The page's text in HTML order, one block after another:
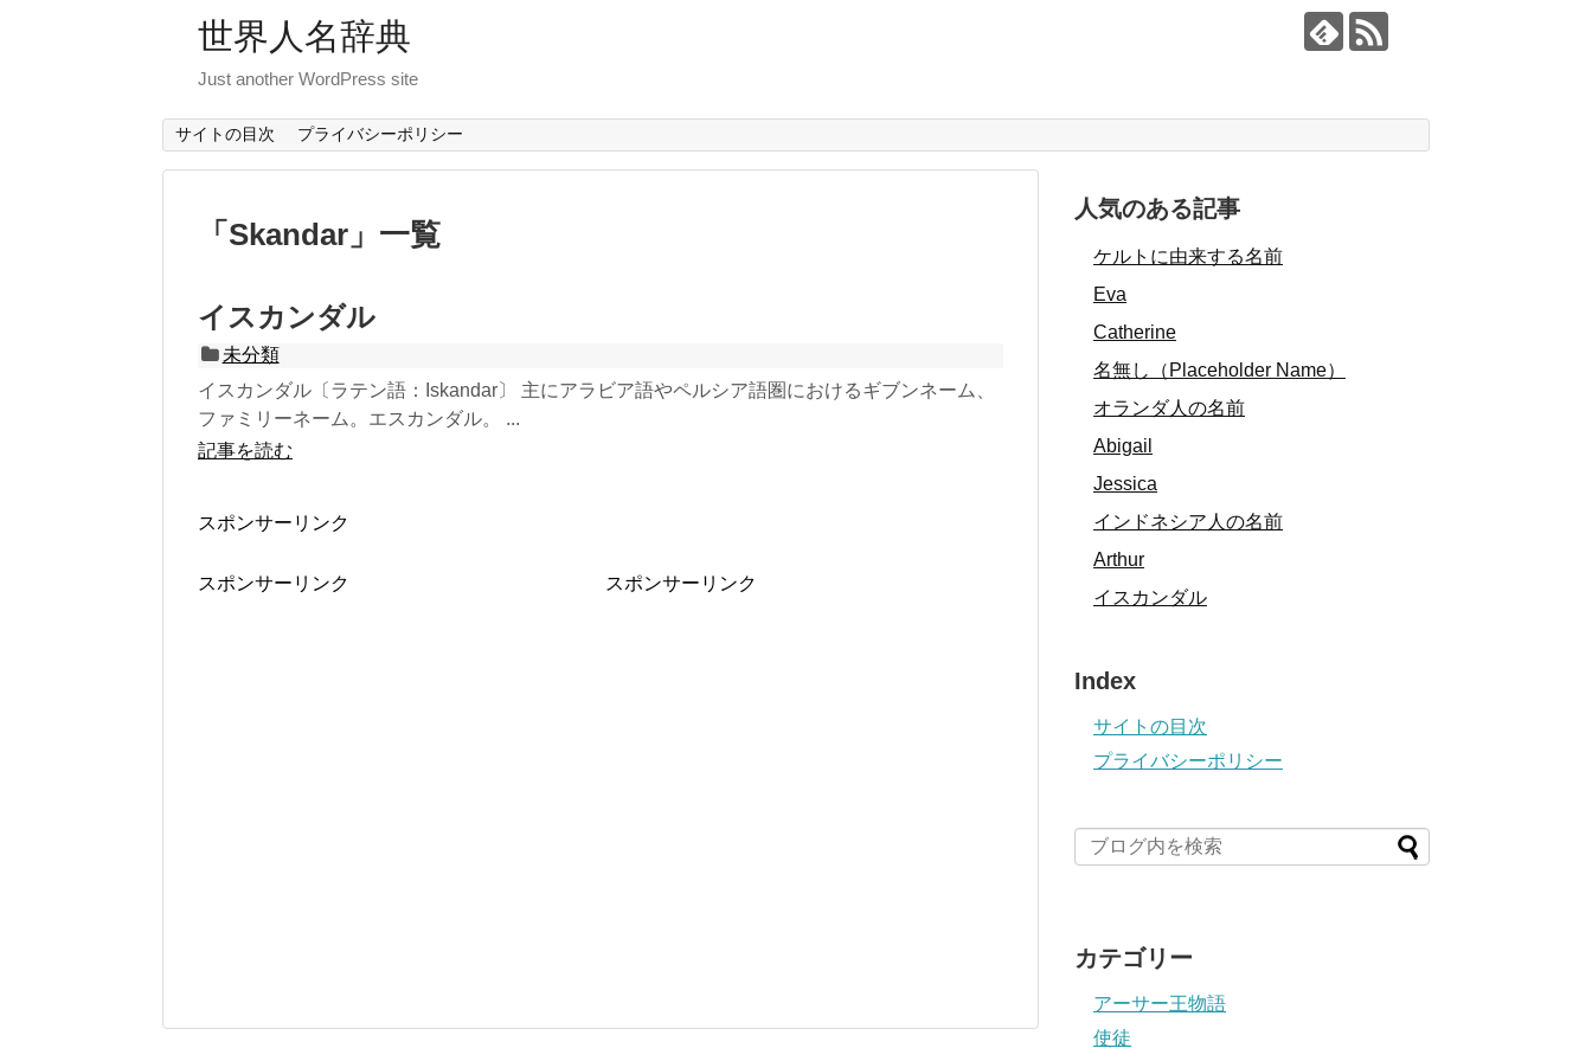
世界人名辞典
Just another WordPress site
サイトの目次 プライバシーポリシー
「 Skandar 」 一覧
イスカンダル
未分類
イスカンダル〔ラテン語：Iskandar〕 主にアラビア語やペルシア語圏におけるギブンネーム、
ファミリーネーム。エスカンダル。 ...
記事を読む
スポンサーリンク
スポンサーリンク スポンサーリンク
人気のある記事
ケルトに由来する名前
Eva
Catherine
名無し（Placeholder Name）
オランダ人の名前
Abigail
Jessica
インドネシア人の名前
Arthur
イスカンダル
Index
サイトの目次
プライバシーポリシー
カテゴリー
アーサー王物語
使徒